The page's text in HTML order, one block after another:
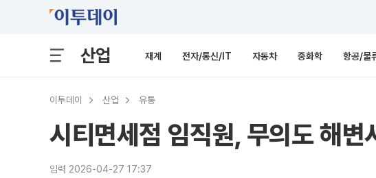
산업 재계 전자/통신/IT 자동차 중화학 항공/물
이투데이 산업 유통
시티면세점 임직원, 무의도 해변
입력 2026-04-27 17:37